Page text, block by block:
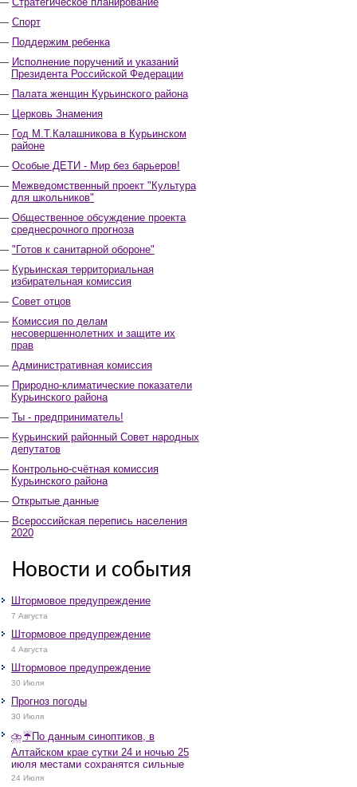
Спорт
Поддержим ребенка
Исполнение поручений и указаний
Президента Российской Федерации
Палата женщин Курьинского района
Церковь Знамения
Год М.Т.Калашникова в Курьинском
районе
Особые ДЕТИ - Мир без барьеров!
Межведомственный проект "Культура
для школьников"
Общественное обсуждение проекта
среднесрочного прогноза
"Готов к санитарной обороне"
Курьинская территориальная
избирательная комиссия
Совет отцов
Комиссия по делам
несовершеннолетних и защите их
прав
Административная комиссия
Природно-климатические показатели
Курьинского района
Ты - предприниматель!
Курьинский районный Совет народных
депутатов
Контрольно-счётная комиссия
Курьинского района
Открытые данные
Всероссийская перепись населения
2020
Новости и события
Штормовое предупреждение
7 Августа
Штормовое предупреждение
4 Августа
Штормовое предупреждение
30 Июля
Прогноз погоды
30 Июля
⛈️☔️По данным синоптиков, в
Алтайском крае сутки 24 и ночью 25
июля местами сохранятся сильные
дожди, грозы, при грозах очень
24 Июля